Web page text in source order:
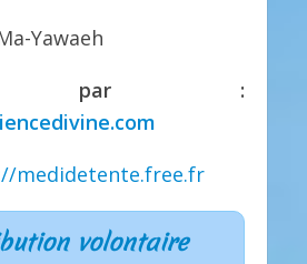
Yawaeh
par :
medidetente.free.fr
volontaire